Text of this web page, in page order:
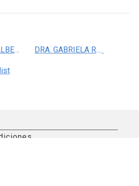
DR. JORGE ALBERTO REYES ESPARZA DRA. GABRIELA ROSAS SALGADO